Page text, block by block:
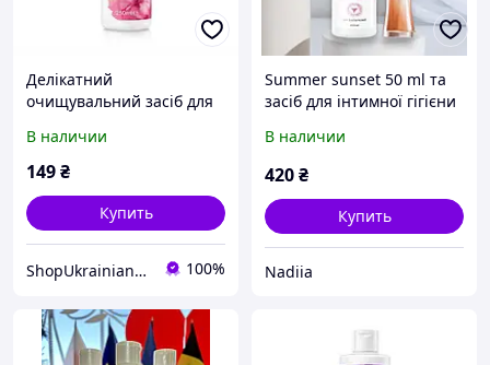
Делікатний
очищувальний засіб для
екстрактом ромашки
В наличии
149₴
Купить
ShopUkrainian123 100%
Summer sunset 50 ml та
засіб для інтимної гігієни
суперціною
В наличии
420₴
Купить
Nadiia